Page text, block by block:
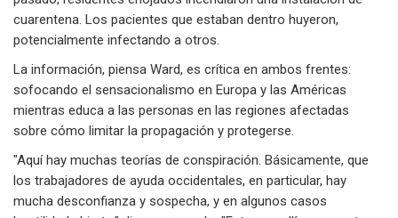
cuarentena. Los pacientes que estaban dentro huyeron,
potencialmente infectando a otros.
La información, piensa Ward, es crítica en ambos frentes:
sofocando el sensacionalismo en Europa y las Américas
mientras educa a las personas en las regiones afectadas
sobre cómo limitar la propagación y protegerse.
"Aquí hay muchas teorías de conspiración. Básicamente, que
los trabajadores de ayuda occidentales, en particular, hay
mucha desconfianza y sospecha, y en algunos casos